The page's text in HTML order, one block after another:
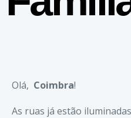
Olá, Coimbra!
As ruas já estão